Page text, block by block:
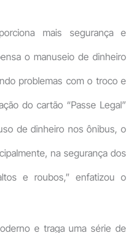
mais segurança e
o manuseio de dinheiro
problemas com o troco e
do cartão “Passe Legal”
de dinheiro nos ônibus, o
na segurança dos
e roubos,” enfatizou o
e traga uma série de